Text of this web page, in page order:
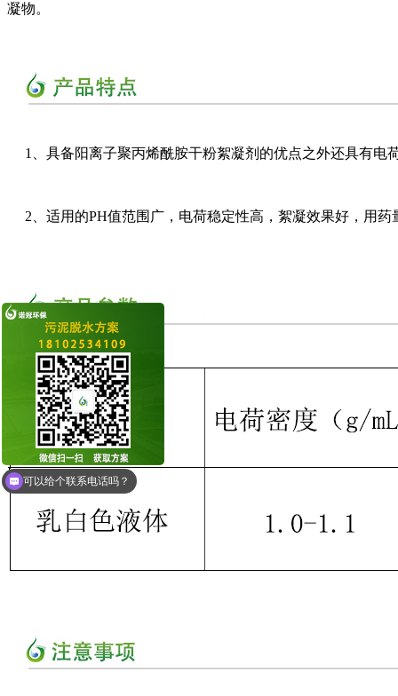
凝物。
1、具备阳离子聚丙烯酰胺干粉絮凝剂的优点之外还具有电
2、适用的PH值范围广，电荷稳定性高，絮凝效果好，用药
可以给个联系电话吗？